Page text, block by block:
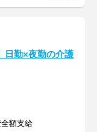
日勤×夜勤の介護
額支給